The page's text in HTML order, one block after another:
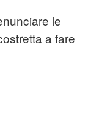
le
a fare